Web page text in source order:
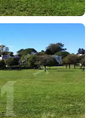
el corretaje
22.802 de
Consumidor, las
y
fantasía